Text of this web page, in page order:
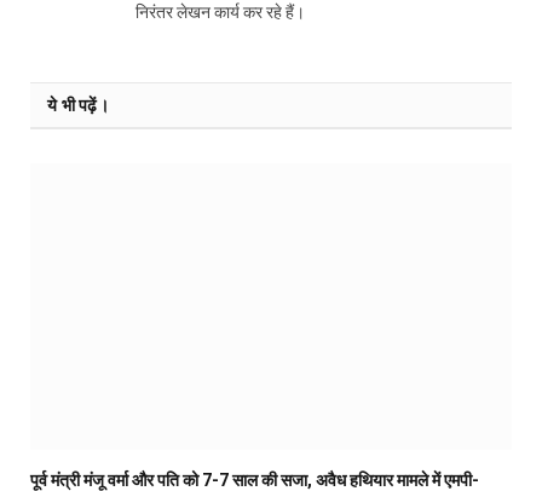
निरंतर लेखन कार्य कर रहे हैं।
ये भी पढ़ें।
पूर्व मंत्री मंजू वर्मा और पति को 7-7 साल की सजा, अवैध हथियार मामले में एमपी-